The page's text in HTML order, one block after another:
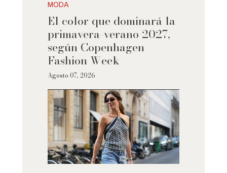
MODA
El color que dominará la
primavera-verano 2027,
según Copenhagen
Fashion Week
Agosto 07, 2026